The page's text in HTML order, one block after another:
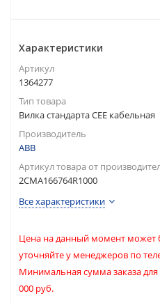
Характеристики
Артикул
1364277
Тип товара
Вилка стандарта CEE кабельная
Производитель
ABB
Артикул товара от
2CMA166764R1000
Все характеристики
Цена на данный момент может
уточняйте у менеджеров по
Минимальная сумма заказа
000 руб.